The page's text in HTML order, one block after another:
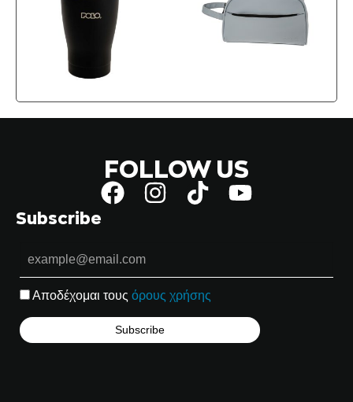
FOLLOW US
Subscribe
Αποδέχομαι τους όρους χρήσης